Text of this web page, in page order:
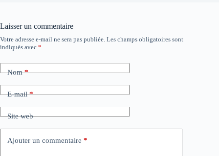
Laisser un commentaire
Votre adresse e-mail ne sera pas publiée. Les champs obligatoires sont
indiqués avec *
Nom*
E-mail*
Site web
Ajouter un commentaire *